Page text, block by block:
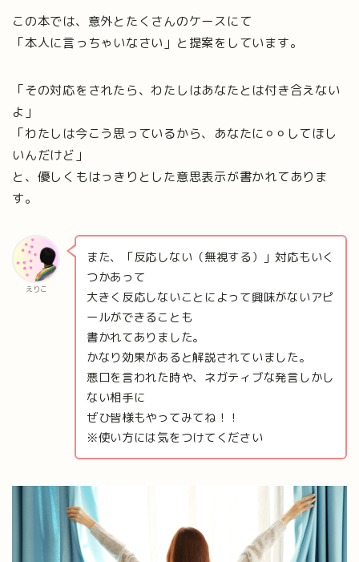
この本では、意外とたくさんのケースにて
「本人に言っちゃいなさい」と提案をしています。
「その対応をされたら、わたしはあなたとは付き合えない
よ」
「わたしは今こう思っているから、あなたに⚪︎⚪︎してほし
いんだけど」
と、優しくもはっきりとした意思表示が書かれてありま
す。
えりこ
また、「反応しない（無視する）」対応もいく
つかあって
大きく反応しないことによって興味がないアピ
ールができることも
書かれてありました。
かなり効果があると解説されていました。
悪口を言われた時や、ネガティブな発言しかし
ない相手に
ぜひ皆様もやってみてね！！
※使い方には気をつけてください